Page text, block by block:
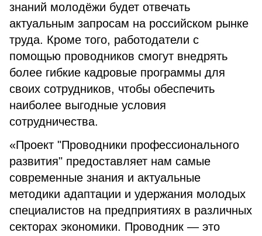
знаний молодёжи будет отвечать
актуальным запросам на российском рынке
труда. Кроме того, работодатели с
помощью проводников смогут внедрять
более гибкие кадровые программы для
своих сотрудников, чтобы обеспечить
наиболее выгодные условия
сотрудничества.
«Проект "Проводники профессионального
развития" предоставляет нам самые
современные знания и актуальные
методики адаптации и удержания молодых
специалистов на предприятиях в различных
секторах экономики. Проводник — это